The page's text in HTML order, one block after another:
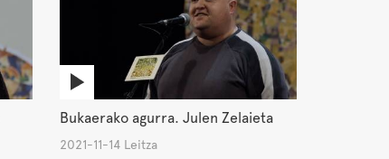
Bukaerako agurra. Julen Zelaieta
2021-11-14 Leitza